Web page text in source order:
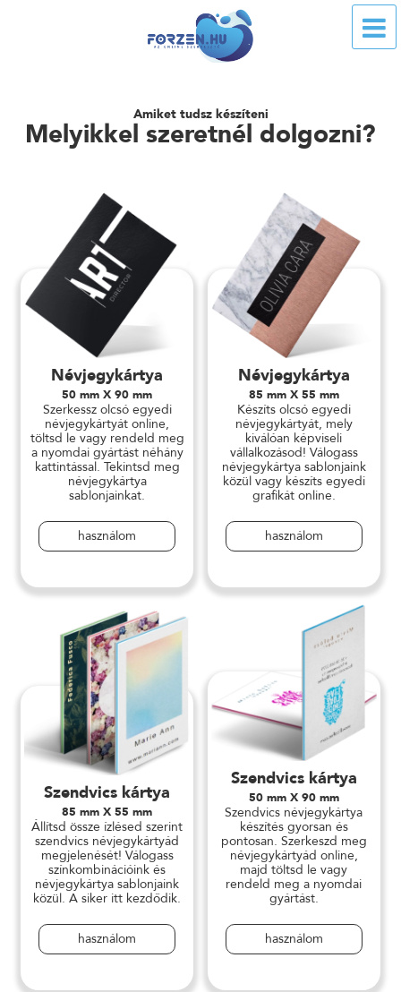
Amiket tudsz készíteni
Melyikkel szeretnél dolgozni?
Névjegykártya
50 mm X 90 mm
Szerkessz olcsó egyedi
névjegykártyát online,
töltsd le vagy rendeld meg
a nyomdai gyártást néhány
kattintással. Tekintsd meg
névjegykártya
sablonjainkat.
használom
Névjegykártya
85 mm X 55 mm
Készíts olcsó egyedi
névjegykártyát, mely
kiválóan képviseli
vállalkozásod! Válogass
névjegykártya sablonjaink
közül vagy készíts egyedi
grafikát online.
használom
Szendvics kártya
85 mm X 55 mm
Állítsd össze ízlésed szerint
szendvics névjegykártyád
megjelenését! Válogass
színkombinációink és
névjegykártya sablonjaink
közül. A siker itt kezdődik.
használom
Szendvics kártya
50 mm X 90 mm
Szendvics névjegykártya
készítés gyorsan és
pontosan. Szerkeszd meg
névjegykártyád online,
majd töltsd le vagy
rendeld meg a nyomdai
gyártást.
használom